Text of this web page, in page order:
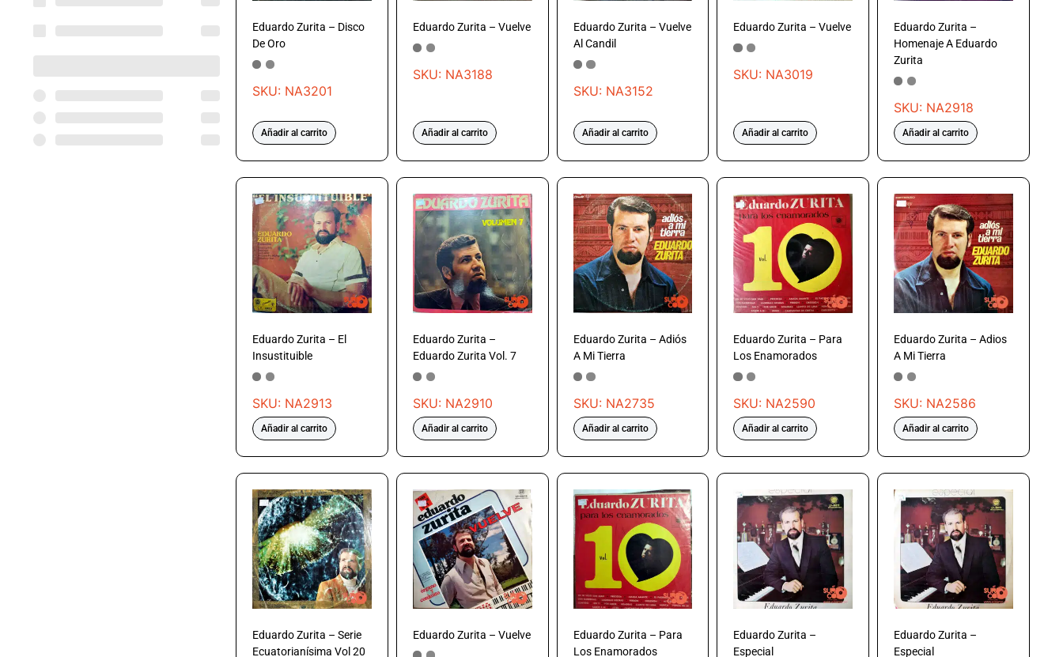
Eduardo Zurita – Disco
De Oro
SKU: NA3201
Añadir al carrito
Eduardo Zurita – Vuelve
SKU: NA3188
Añadir al carrito
Eduardo Zurita – Vuelve
Al Candil
SKU: NA3152
Añadir al carrito
Eduardo Zurita – Vuelve
SKU: NA3019
Añadir al carrito
Eduardo Zurita –
Homenaje A Eduardo
Zurita
SKU: NA2918
Añadir al carrito
Eduardo Zurita – El
Insustituible
SKU: NA2913
Añadir al carrito
Eduardo Zurita –
Eduardo Zurita Vol. 7
SKU: NA2910
Añadir al carrito
Eduardo Zurita – Adiós
A Mi Tierra
SKU: NA2735
Añadir al carrito
Eduardo Zurita – Para
Los Enamorados
SKU: NA2590
Añadir al carrito
Eduardo Zurita – Adios
A Mi Tierra
SKU: NA2586
Añadir al carrito
Eduardo Zurita – Serie
Ecuatorianísima Vol 20
Eduardo Zurita – Vuelve
Eduardo Zurita – Para
Los Enamorados
Eduardo Zurita –
Especial
Eduardo Zurita –
Especial